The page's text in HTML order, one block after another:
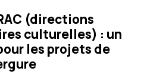
(directions
culturelles) : un
les projets de